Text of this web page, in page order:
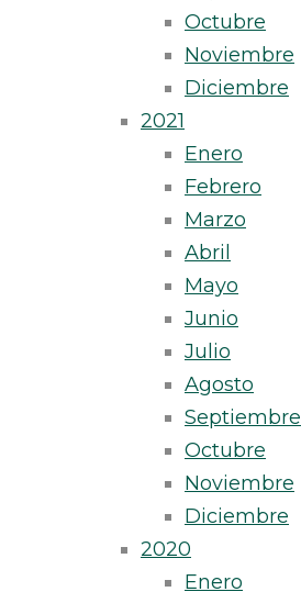
Octubre
Noviembre
Diciembre
2021
Enero
Febrero
Marzo
Abril
Mayo
Junio
Julio
Agosto
Septiembre
Octubre
Noviembre
Diciembre
2020
Enero